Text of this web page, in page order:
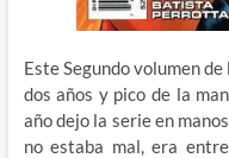
Este Segundo volumen
dos años y pico de la
año dejo la serie en
no estaba mal, era